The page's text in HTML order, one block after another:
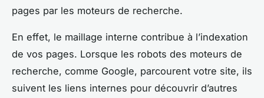
pages par les moteurs de recherche.
En effet, le maillage interne contribue à l’indexation
de vos pages. Lorsque les robots des moteurs de
recherche, comme Google, parcourent votre site, ils
suivent les liens internes pour découvrir d’autres